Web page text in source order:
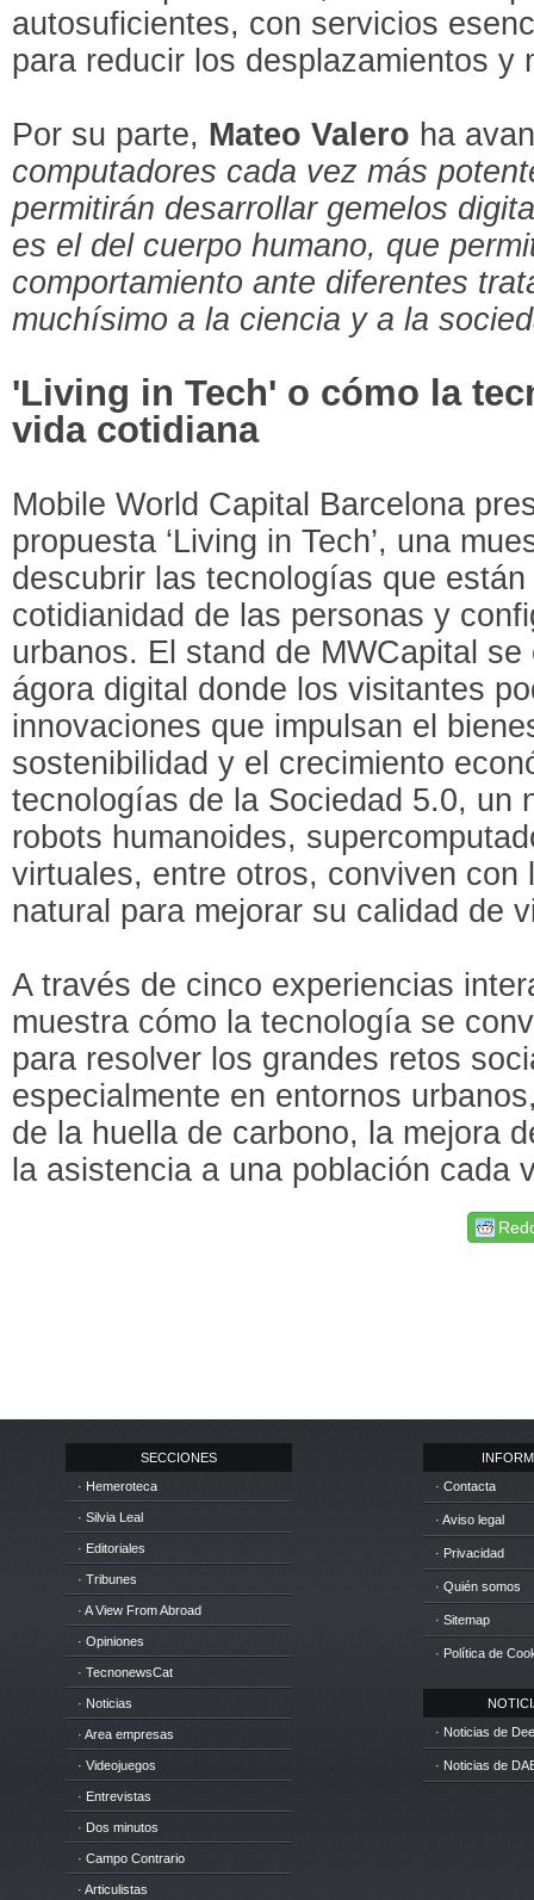
autosuficientes, con servicios
para reducir los desplazamientos y
Por su parte, Mateo Valero ha
computadores cada vez más
permitirán desarrollar gemelos
es el del cuerpo humano, que
comportamiento ante diferentes
muchísimo a la ciencia y a la
'Living in Tech' o cómo la
vida cotidiana
Mobile World Capital Barcelona
propuesta ‘Living in Tech’, una
descubrir las tecnologías que
cotidianidad de las personas y
urbanos. El stand de MWCapital
ágora digital donde los visitantes
innovaciones que impulsan el
sostenibilidad y el crecimiento
tecnologías de la Sociedad 5.0, un
robots humanoides,
virtuales, entre otros, conviven con
natural para mejorar su calidad de
A través de cinco experiencias
muestra cómo la tecnología se
para resolver los grandes retos
especialmente en entornos
de la huella de carbono, la mejora
la asistencia a una población cada
SECCIONES
· Hemeroteca
· Silvia Leal
· Editoriales
· Tribunes
· A View From Abroad
· Opiniones
· TecnonewsCat
· Noticias
· Area empresas
· Videojuegos
· Entrevistas
· Dos minutos
· Campo Contrario
· Articulistas
· Contacta
· Aviso legal
· Privacidad
· Quién somos
· Sitemap
· Política de
· Noticias de
· Noticias de